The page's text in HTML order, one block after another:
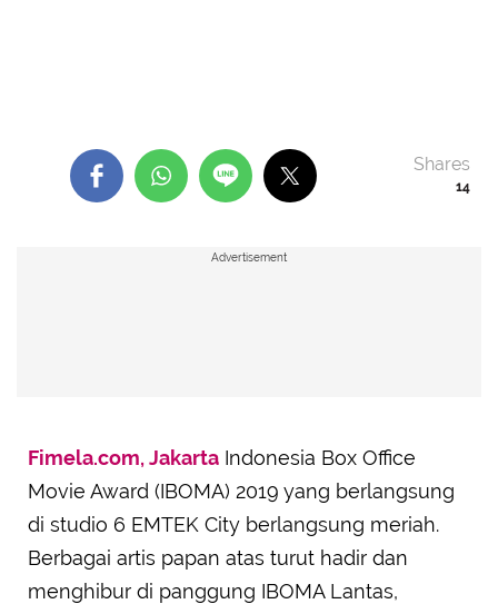
14
Shares
Advertisement
Fimela.com, Jakarta Indonesia Box Office
Movie Award (IBOMA) 2019 yang berlangsung
di studio 6 EMTEK City berlangsung meriah.
Berbagai artis papan atas turut hadir dan
menghibur di panggung IBOMA Lantas,